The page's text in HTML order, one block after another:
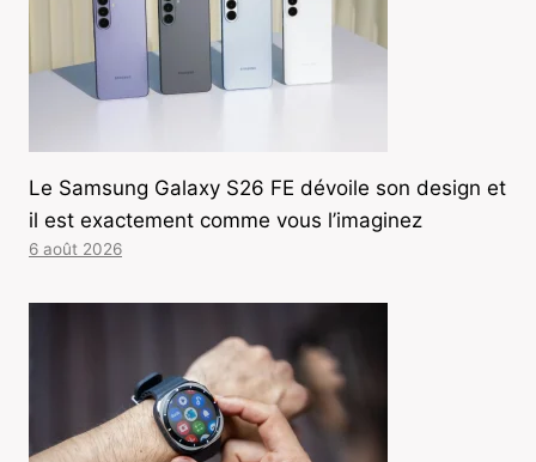
Le Samsung Galaxy S26 FE dévoile son design et
il est exactement comme vous l’imaginez
6 août 2026